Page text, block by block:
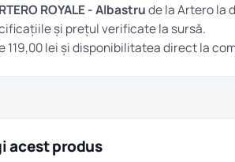
ROYALE - Albastrude la Artero la
și prețul verificate la sursă.
119,00 lei și disponibilitatea direct la
acest produs